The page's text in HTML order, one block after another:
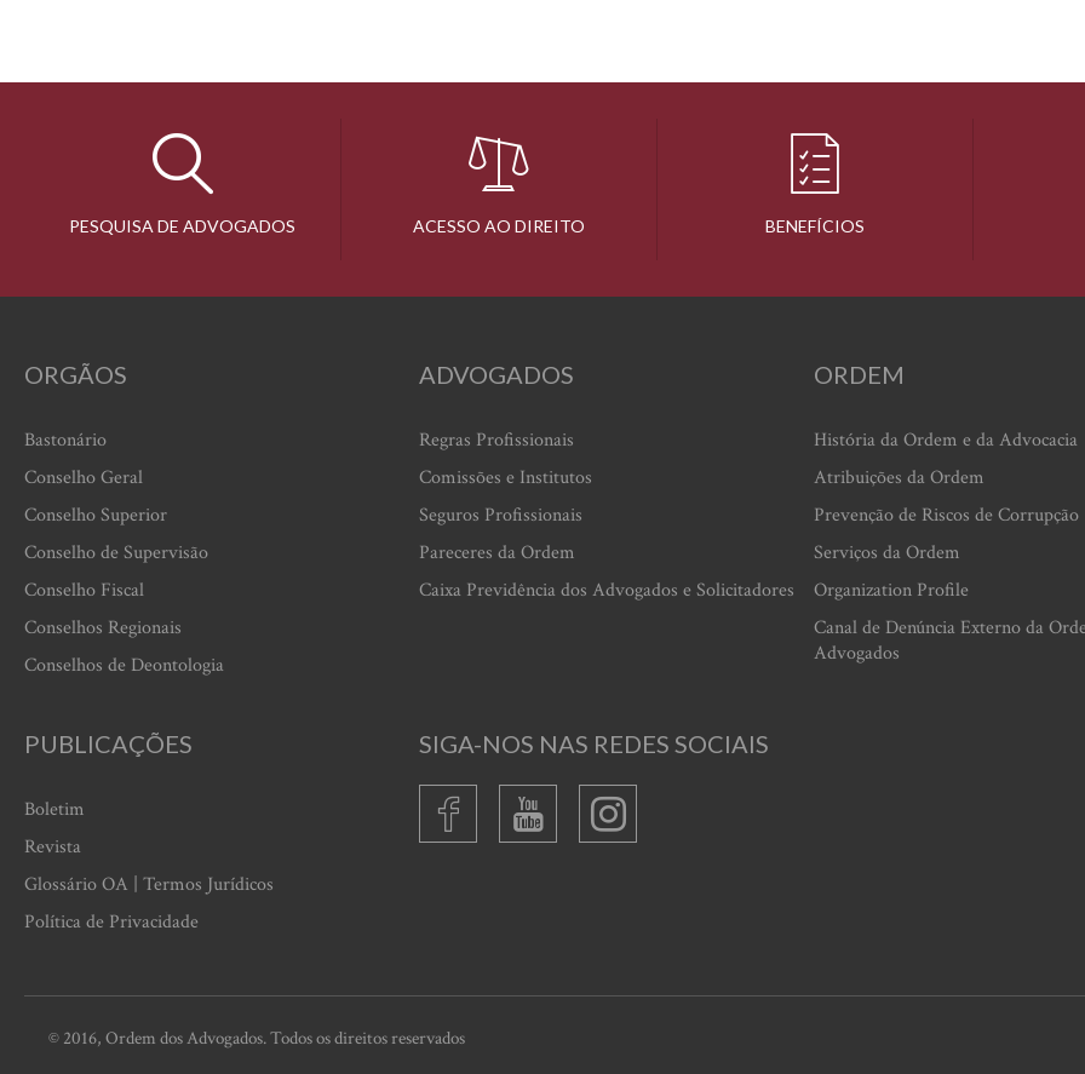
PESQUISA DE ADVOGADOS ACESSO AO DIREITO BENEFÍCIOS
ORGÃOS
Bastonário
Conselho Geral
Conselho Superior
Conselho de Supervisão
Conselho Fiscal
Conselhos Regionais
Conselhos de Deontologia
ADVOGADOS
Regras Profissionais
Comissões e Institutos
Seguros Profissionais
Pareceres da Ordem
Caixa Previdência dos Advogados e Solicitadores
ORDEM
História da Ordem e da Advocacia
Atribuições da Ordem
Prevenção de Riscos de Corrupção
Serviços da Ordem
Organization Profile
Canal de Denúncia Externo da
Advogados
PUBLICAÇÕES
Boletim
Revista
Glossário OA | Termos Jurídicos
Política de Privacidade
SIGA-NOS NAS REDES SOCIAIS
© 2016, Ordem dos Advogados. Todos os direitos reservados